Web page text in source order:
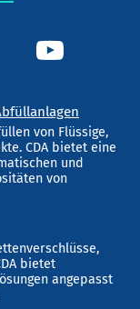
von Flüssige,
CDA bietet eine
und
von
bietet
angepasst